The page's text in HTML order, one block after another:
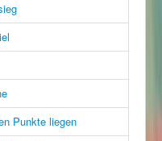
Punkte liegen